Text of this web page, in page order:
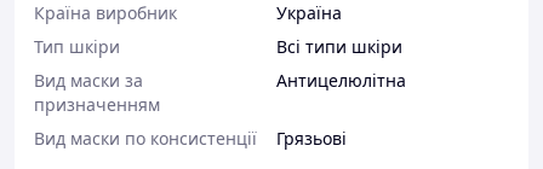
Країна виробник
Україна
Тип шкіри
Всі типи шкіри
Вид маски за
призначенням
Антицелюлітна
Вид маски по консистенції Грязьові